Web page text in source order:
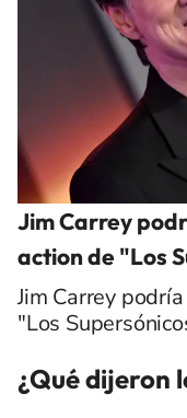
Jim Carrey
action de "Los
Jim Carrey
"Los
¿Qué dijeron